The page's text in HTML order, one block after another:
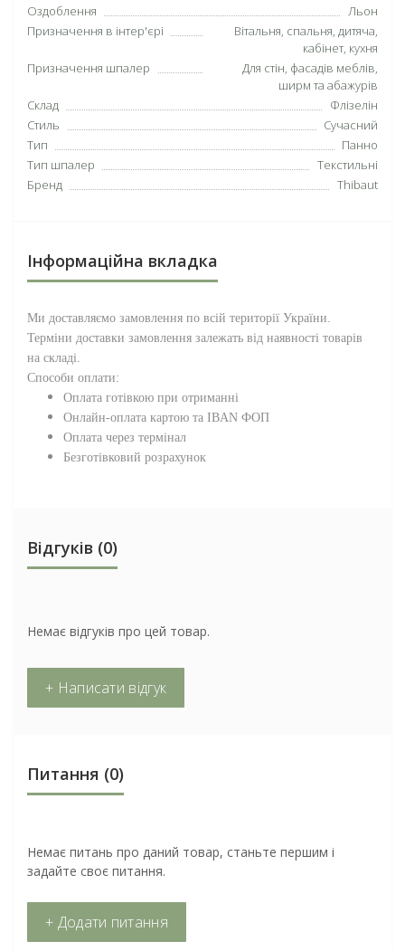
Оздоблення
Льон
Призначення в інтер'єрі
Вітальня, спальня, дитяча,
кабінет, кухня
Призначення шпалер
Для стін, фасадів меблів,
ширм та абажурів
Склад
Флізелін
Стиль
Сучасний
Тип
Панно
Тип шпалер
Текстильні
Бренд
Thibaut
Інформаційна вкладка
Ми доставляємо замовлення по всій території України.
Терміни доставки замовлення залежать від наявності товарів
на складі.
Способи оплати:
Оплата готівкою при отриманні
Онлайн-оплата картою та IBAN ФОП
Оплата через термінал
Безготівковий розрахунок
Відгуків (0)
Немає відгуків про цей товар.
+ Написати відгук
Питання (0)
Немає питань про даний товар, станьте першим і
задайте своє питання.
+ Додати питання